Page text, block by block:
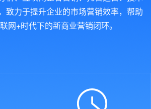
致力于提升企业的市场营销效率，帮助
网+时代下的新商业营销闭环。